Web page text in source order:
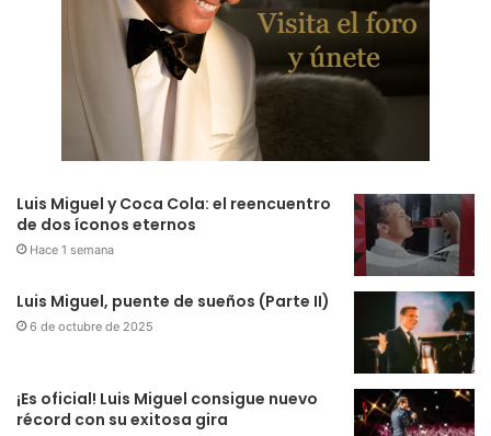
Luis Miguel y Coca Cola: el reencuentro
de dos íconos eternos
Hace 1 semana
Luis Miguel, puente de sueños (Parte II)
6 de octubre de 2025
¡Es oficial! Luis Miguel consigue nuevo
récord con su exitosa gira